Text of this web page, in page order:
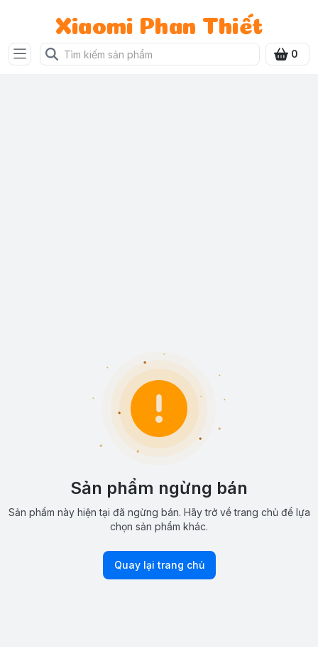
Xiaomi Phan Thiết
0
Sản phẩm ngừng bán
Sản phẩm này hiện tại đã ngừng bán. Hãy trở về trang chủ để lựa
chọn sản phẩm khác.
Quay lại trang chủ